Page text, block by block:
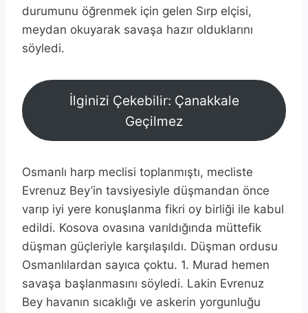
durumunu öğrenmek için gelen Sırp elçisi,
meydan okuyarak savaşa hazır olduklarını
söyledi.
İlginizi Çekebilir: Çanakkale
Geçilmez
Osmanlı harp meclisi toplanmıştı, mecliste
Evrenuz Bey’in tavsiyesiyle düşmandan önce
varıp iyi yere konuşlanma fikri oy birliği ile kabul
edildi. Kosova ovasına varıldığında müttefik
düşman güçleriyle karşılaşıldı. Düşman ordusu
Osmanlılardan sayıca çoktu. 1. Murad hemen
savaşa başlanmasını söyledi. Lakin Evrenuz
Bey havanın sıcaklığı ve askerin yorgunluğu